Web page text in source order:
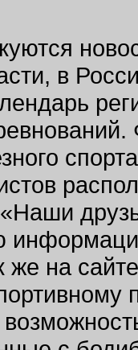
в
же на
с